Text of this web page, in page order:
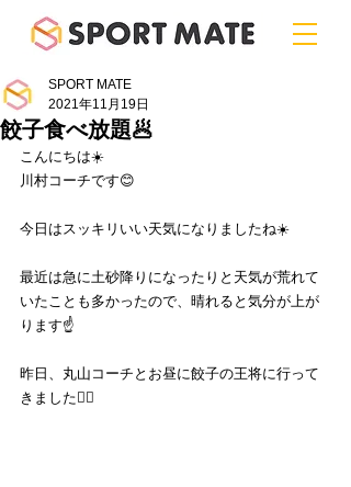
餃子食べ放題🥟
SPORT MATE
2021年11月19日
こんにちは☀️
川村コーチです😊
今日はスッキリいい天気になりましたね☀️
最近は急に土砂降りになったりと天気が荒れて
いたことも多かったので、晴れると気分が上が
ります☝️
昨日、丸山コーチとお昼に餃子の王将に行って
きました🏃‍♂️